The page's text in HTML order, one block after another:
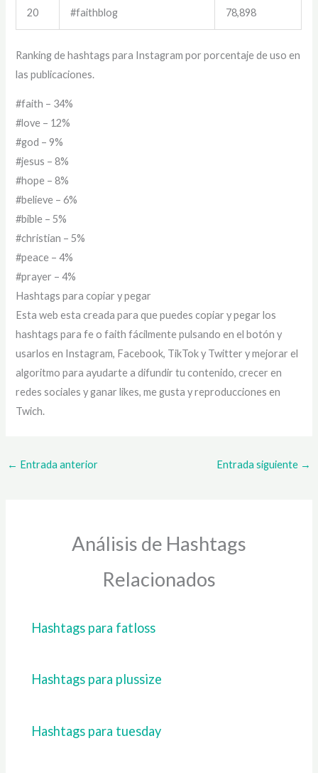
20 #faithblog 78,898
Ranking de hashtags para Instagram por porcentaje de uso en
las publicaciones.
#faith – 34%
#love – 12%
#god – 9%
#jesus – 8%
#hope – 8%
#believe – 6%
#bible – 5%
#christian – 5%
#peace – 4%
#prayer – 4%
Hashtags para copiar y pegar
Esta web esta creada para que puedes copiar y pegar los
hashtags para fe o faith fácilmente pulsando en el botón y
usarlos en Instagram, Facebook, TikTok y Twitter y mejorar el
algoritmo para ayudarte a difundir tu contenido, crecer en
redes sociales y ganar likes, me gusta y reproducciones en
Twich.
← Entrada anterior Entrada siguiente →
Análisis de Hashtags
Relacionados
Hashtags para fatloss
Hashtags para plussize
Hashtags para tuesday